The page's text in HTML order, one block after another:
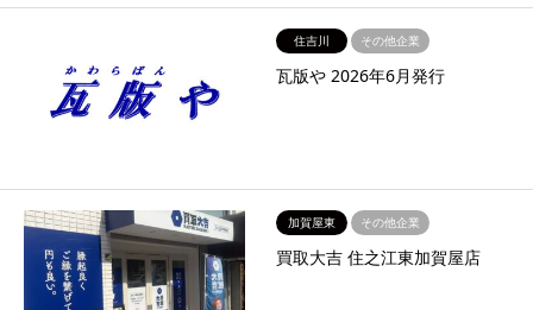
住吉川 その他企業
瓦版や 2026年6月発行
加賀屋東 その他企業
買取大吉 住之江東加賀屋店